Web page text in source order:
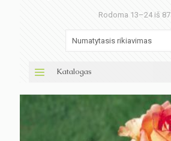
Rodoma 13–24 iš 87
Katalogas